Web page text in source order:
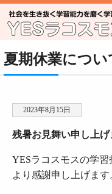
夏期休業につい
2023年8月15日
残暑お見舞い申し上げ
YESラコスモスの学
より感謝申し上げます